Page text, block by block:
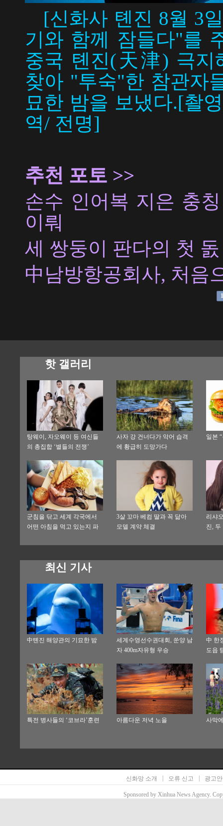
[신화사 톈진 8월 3
기와 함께 잠들다"를
중국 톈진(天津) 극지
찾아 "투숙"한 참관자
묘한 밤을 보냈다.[촬
역/ 전명]
추천 포토 >>
손수 인어복 지은 충
이뤄
세 쌍둥이 판다의 첫 돐
中남방항공회사, 처음
1
핫 갤러리
탕웨이, 자오웨이 등 여신들
의 총집합 ‘별들의 전쟁’
사자 강 건너다가 악어 습격
에 황급히 도망가다
일본
군침을 닦고 세계 각국에서
어떤 아침을 먹고 있는지 파
3살 꼬마 베컴 딸과 꼭 닮아
모델 계약 체결
리샤
진, 두
최신 기사
中톈진 해양관의 기묘한 밤
세계수영선수권대회, 쑨양 남
자 400m자유형 우승
中 한
도읍
특전 병사들의 ‘코브라’훈련 아름다운 저녁 노을 사막